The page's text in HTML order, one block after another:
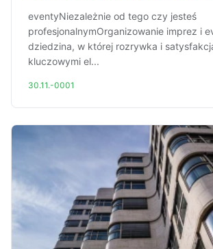
eventyNiezależnie od tego czy jesteś
profesjonalnymOrganizowanie imprez i
dziedzina, w której rozrywka i
kluczowymi el...
30.11.-0001